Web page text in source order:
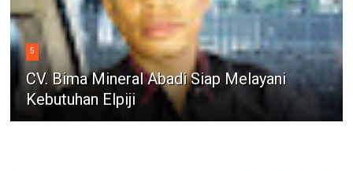
5
CV. Bima Mineral Abadi Siap Melayani
Kebutuhan Elpiji